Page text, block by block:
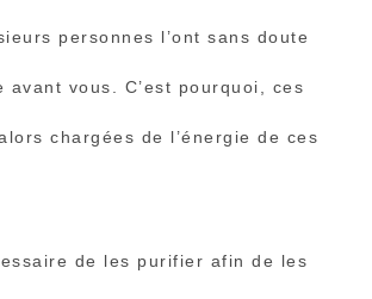
personnes l’ont sans doute
avant vous. C’est pourquoi, ces
chargées de l’énergie de ces
de les purifier afin de les